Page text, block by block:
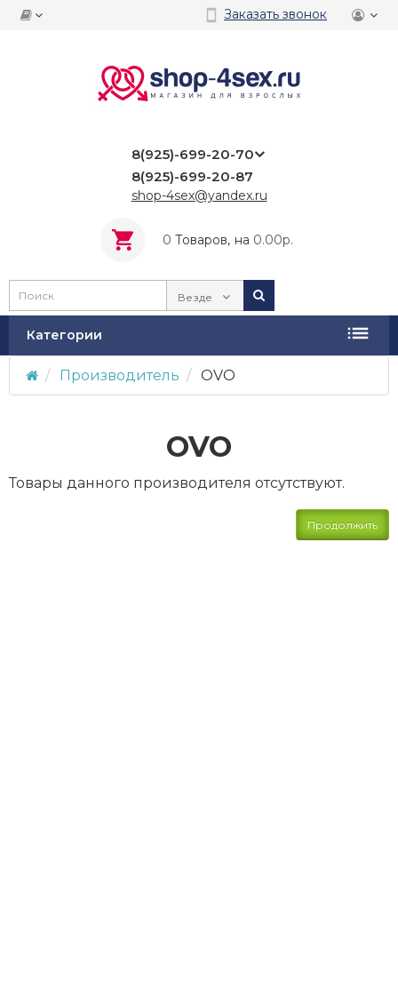
Заказать звонок
8(925)-699-20-70
8(925)-699-20-87
shop-4sex@yandex.ru
0 Tоваров, на 0.00р.
Везде
Категории
Производитель OVO
OVO
Товары данного производителя отсутствуют.
Продолжить